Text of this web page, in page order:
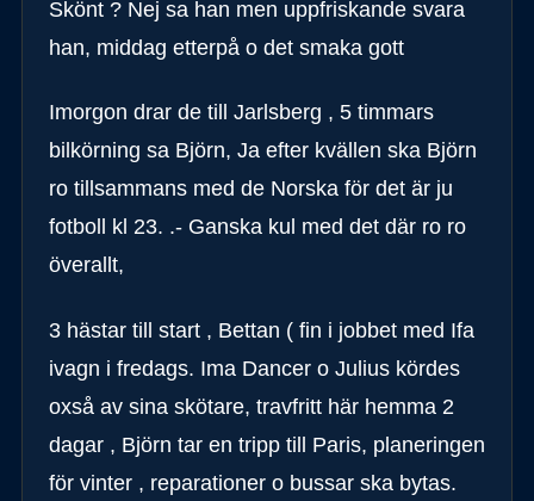
Skönt ? Nej sa han men uppfriskande svara
han, middag etterpå o det smaka gott
Imorgon drar de till Jarlsberg , 5 timmars
bilkörning sa Björn, Ja efter kvällen ska Björn
ro tillsammans med de Norska för det är ju
fotboll kl 23. .- Ganska kul med det där ro ro
överallt,
3 hästar till start , Bettan ( fin i jobbet med Ifa
ivagn i fredags. Ima Dancer o Julius kördes
oxså av sina skötare, travfritt här hemma 2
dagar , Björn tar en tripp till Paris, planeringen
för vinter , reparationer o bussar ska bytas.